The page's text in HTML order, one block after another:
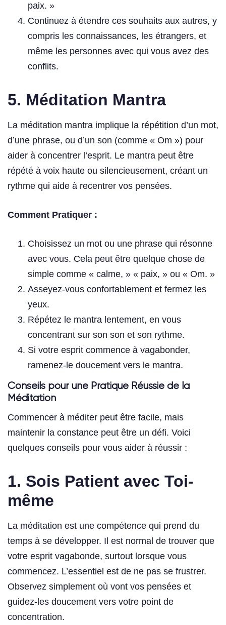
paix. »
Continuez à étendre ces souhaits aux autres, y
compris les connaissances, les étrangers, et
même les personnes avec qui vous avez des
conflits.
5. Méditation Mantra
La méditation mantra implique la répétition d’un mot,
d’une phrase, ou d’un son (comme « Om ») pour
aider à concentrer l’esprit. Le mantra peut être
répété à voix haute ou silencieusement, créant un
rythme qui aide à recentrer vos pensées.
Comment Pratiquer :
Choisissez un mot ou une phrase qui résonne
avec vous. Cela peut être quelque chose de
simple comme « calme, » « paix, » ou « Om. »
Asseyez-vous confortablement et fermez les
yeux.
Répétez le mantra lentement, en vous
concentrant sur son son et son rythme.
Si votre esprit commence à vagabonder,
ramenez-le doucement vers le mantra.
Conseils pour une Pratique Réussie de la
Méditation
Commencer à méditer peut être facile, mais
maintenir la constance peut être un défi. Voici
quelques conseils pour vous aider à réussir :
1. Sois Patient avec Toi-
même
La méditation est une compétence qui prend du
temps à se développer. Il est normal de trouver que
votre esprit vagabonde, surtout lorsque vous
commencez. L’essentiel est de ne pas se frustrer.
Observez simplement où vont vos pensées et
guidez-les doucement vers votre point de
concentration.